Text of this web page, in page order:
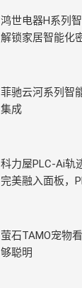
鸿世电器H系列
解锁家居智能化
菲驰云河系列智
集成
科力屋PLC-Ai轨
完美融入面板，
萤石TAMO宠物
够聪明